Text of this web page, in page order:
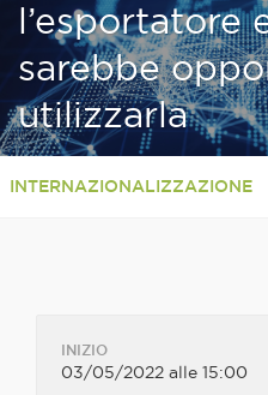
l’esportatore
sarebbe
utilizzarla
INTERNAZIONALIZZAZIONE
INIZIO
03/05/2022 alle 15:00